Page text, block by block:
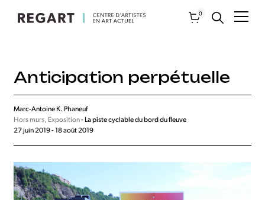
0
Anticipation perpétuelle
Marc-Antoine K. Phaneuf
Hors murs, Exposition- La piste cyclable du bord du fleuve
27 juin 2019 - 18 août 2019